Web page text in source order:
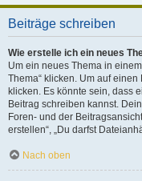
Beiträge schreiben
Wie erstelle ich ein neues
Um ein neues Thema in
Thema“ klicken. Um auf einen
klicken. Es könnte sein, dass
Beitrag schreiben kannst.
Foren- und der
erstellen“, „Du darfst
Nach oben